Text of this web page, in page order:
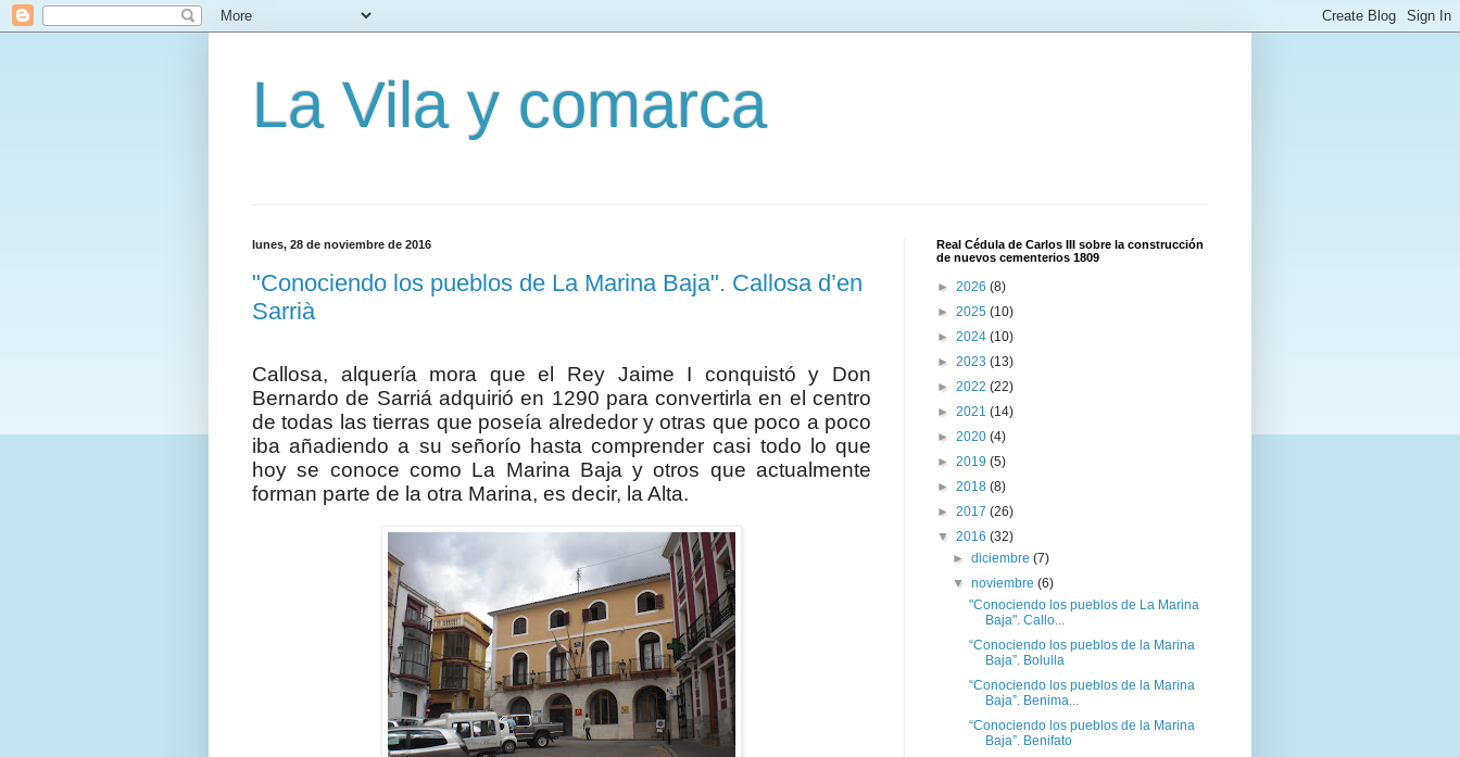
La Vila y comarca
lunes, 28 de noviembre de 2016
"Conociendo los pueblos de La Marina Baja". Callosa d’en
Sarrià
Callosa, alquería mora que el Rey Jaime I conquistó y Don
Bernardo de Sarriá adquirió en 1290 para convertirla en el centro
de todas las tierras que poseía alrededor y otras que poco a poco
iba añadiendo a su señorío hasta comprender casi todo lo que
hoy se conoce como La Marina Baja y otros que actualmente
forman parte de la otra Marina, es decir, la Alta.
Real Cédula de Carlos III sobre la construcción
de nuevos cementerios 1809
► 2026 (8)
► 2025 (10)
► 2024 (10)
► 2023 (13)
► 2022 (22)
► 2021 (14)
► 2020 (4)
► 2019 (5)
► 2018 (8)
► 2017 (26)
▼ 2016 (32)
►diciembre(7)
▼noviembre(6)
"Conociendo los pueblos de La Marina
Baja". Callo...
“Conociendo los pueblos de la Marina
Baja”. Bolulla
“Conociendo los pueblos de la Marina
Baja”. Benima...
“Conociendo los pueblos de la Marina
Baja”. Benifato